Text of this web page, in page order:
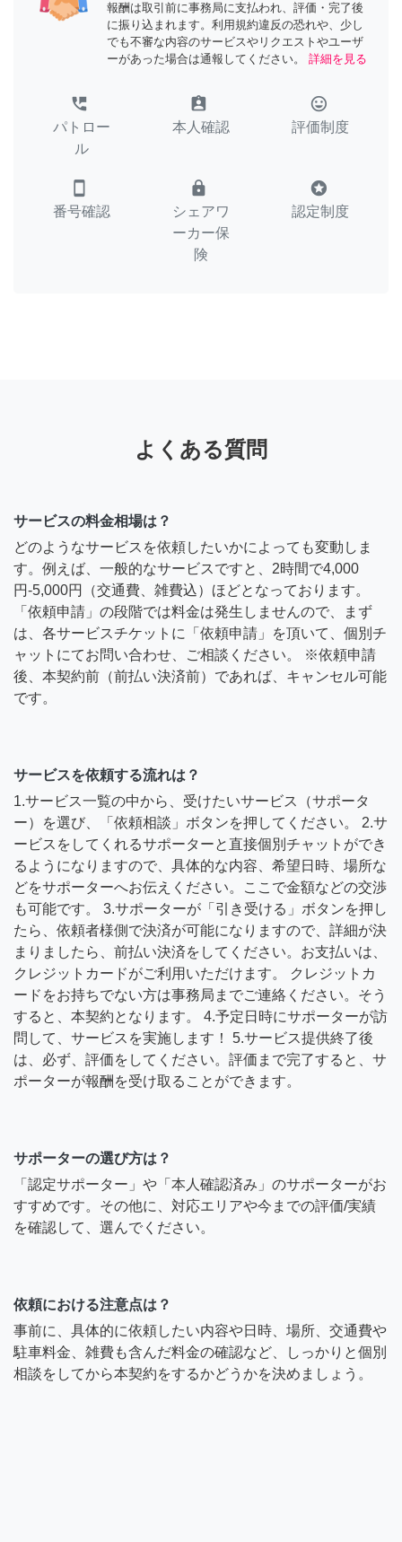
報酬は取引前に事務局に支払われ、評価・完了後
に振り込まれます。利用規約違反の恐れや、少し
でも不審な内容のサービスやリクエストやユーザ
ーがあった場合は通報してください。
詳細を見る
perm_phone_msg
パトロー
ル
assignment_ind
本人確認
tag_faces
評価制度
smartphone
番号確認
lock
シェアワ
ーカー保
険
stars
認定制度
よくある質問
サービスの料金相場は？
どのようなサービスを依頼したいかによっても変動しま
す。例えば、一般的なサービスですと、2時間で4,000
円-5,000円（交通費、雑費込）ほどとなっております。
「依頼申請」の段階では料金は発生しませんので、まず
は、各サービスチケットに「依頼申請」を頂いて、個別チ
ャットにてお問い合わせ、ご相談ください。 ※依頼申請
後、本契約前（前払い決済前）であれば、キャンセル可能
です。
サービスを依頼する流れは？
1.サービス一覧の中から、受けたいサービス（サポータ
ー）を選び、「依頼相談」ボタンを押してください。 2.サ
ービスをしてくれるサポーターと直接個別チャットができ
るようになりますので、具体的な内容、希望日時、場所な
どをサポーターへお伝えください。ここで金額などの交渉
も可能です。 3.サポーターが「引き受ける」ボタンを押し
たら、依頼者様側で決済が可能になりますので、詳細が決
まりましたら、前払い決済をしてください。お支払いは、
クレジットカードがご利用いただけます。 クレジットカ
ードをお持ちでない方は事務局までご連絡ください。そう
すると、本契約となります。 4.予定日時にサポーターが訪
問して、サービスを実施します！ 5.サービス提供終了後
は、必ず、評価をしてください。評価まで完了すると、サ
ポーターが報酬を受け取ることができます。
サポーターの選び方は？
「認定サポーター」や「本人確認済み」のサポーターがお
すすめです。その他に、対応エリアや今までの評価/実績
を確認して、選んでください。
依頼における注意点は？
事前に、具体的に依頼したい内容や日時、場所、交通費や
駐車料金、雑費も含んだ料金の確認など、しっかりと個別
相談をしてから本契約をするかどうかを決めましょう。